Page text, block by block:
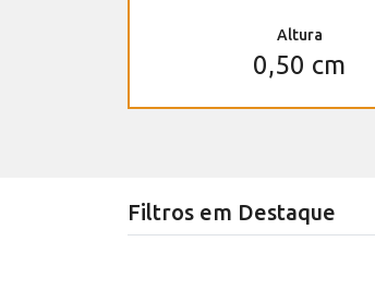
Altura
0,50 cm
Filtros em Destaque